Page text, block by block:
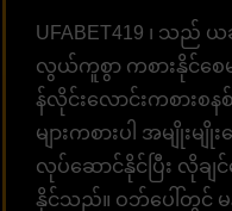
UFABET419 ၊ သည်
လွယ်ကူစွာ ကစားနိုင်စ
န်လိုင်းလောင်းကစားစ
များကစားပါ အမျိုးမ
လုပ်ဆောင်နိုင်ပြီး လို
နိုင်သည်။ ဝဘ်ပေါ်တွင် မ